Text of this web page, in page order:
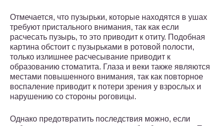
Отмечается, что пузырьки, которые находятся в ушах
требуют пристального внимания, так как если
расчесать пузырь, то это приводит к отиту. Подобная
картина обстоит с пузырьками в ротовой полости,
только излишнее расчесывание приводит к
образованию стоматита. Глаза и веки также являются
местами повышенного внимания, так как повторное
воспаление приводит к потери зрения у взрослых и
нарушению со стороны роговицы.
Однако предотвратить последствия можно, если